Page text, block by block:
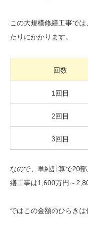
この大規模修繕工事で
たりにかかります。
回数
1回目
2回目
3回目
なので、単純計算で20
繕工事は1,600万円～
ではこの金額のひらきは